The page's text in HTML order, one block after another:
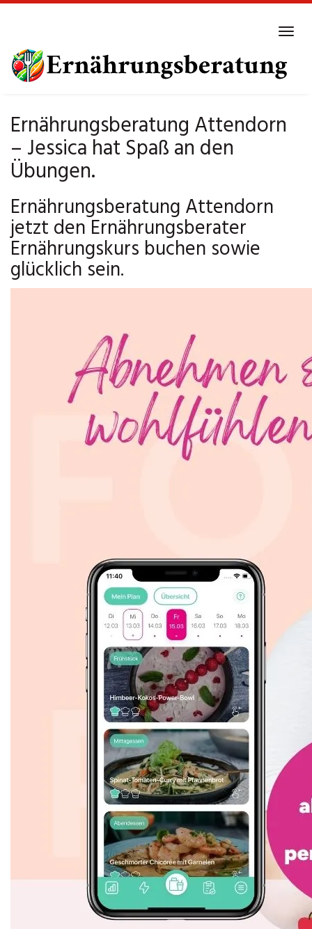
main
content
Ernährungsberatung Attendorn
– Jessica hat Spaß an den
Übungen.
Ernährungsberatung Attendorn
jetzt den Ernährungsberater
Ernährungskurs buchen sowie
glücklich sein.